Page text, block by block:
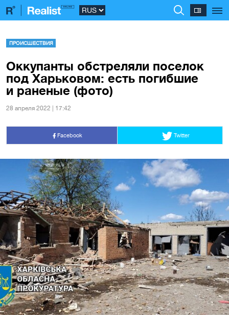
ПРОИСШЕСТВИЯ
Оккупанты обстреляли поселок
под Харьковом: есть погибшие
и раненые (фото)
28 апреля 2022 | 17:42
Facebook Twitter